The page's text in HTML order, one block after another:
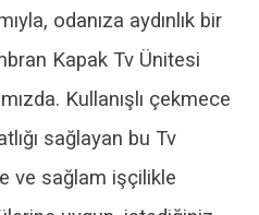
odanıza aydınlık bir
Kapak Tv Ünitesi
Kullanışlı çekmece
sağlayan bu Tv
ve sağlam işçilikle